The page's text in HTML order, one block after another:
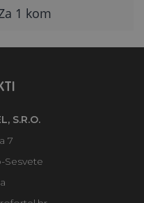
1 kom
S.R.O.
7
Sesvete